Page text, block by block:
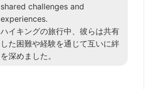
shared challenges and
experiences.
ハイキングの旅行中、彼らは共有
した困難や経験を通じて互いに絆
を深めました。